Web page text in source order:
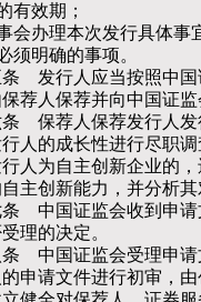
效期；
办理本次发行具体事
明确的事项。
发行人应当按照中国
荐人保荐并向中国证监
保荐人保荐发行人发
人的成长性进行尽职
人为自主创新企业的
主创新能力，并分析其
中国证监会收到申请
理的决定。
中国证监会受理申请
申请文件进行初审，